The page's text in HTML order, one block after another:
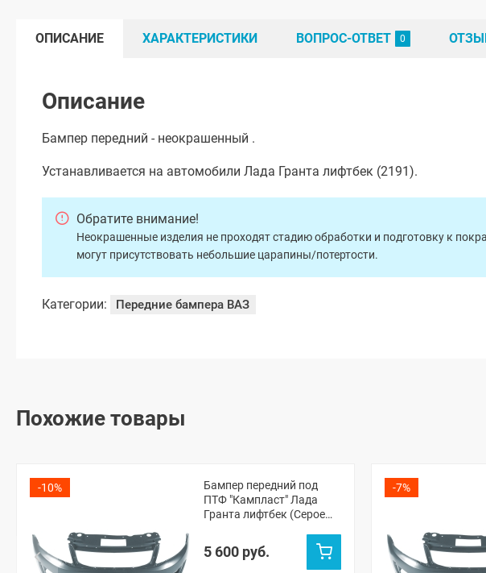
ОПИСАНИЕ ХАРАКТЕРИСТИКИ ВОПРОС-ОТВЕТ
Описание
Бампер передний - неокрашенный .
Устанавливается на автомобили Лада Гранта лифтбек (2191).
Обратите внимание!
Неокрашенные изделия не проходят стадию обработки и подготовку к
могут присутствовать небольшие царапины/потертости.
Категории: Передние бампера ВАЗ
Похожие товары
-10%
Бампер передний под
ПТФ "Кампласт" Лада
Гранта лифтбек (Серое
5 600 руб.
-7%